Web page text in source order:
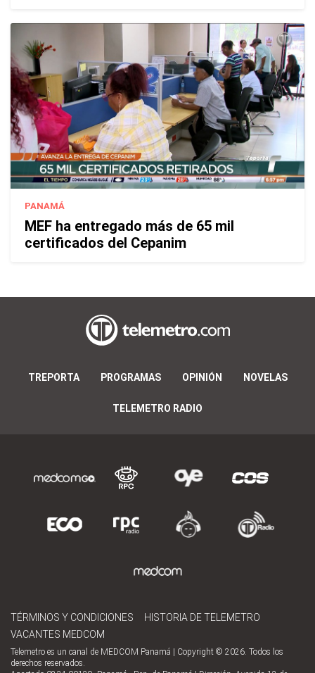
PANAMÁ
MEF ha entregado más de 65 mil
certificados del Cepanim
TREPORTA PROGRAMAS OPINIÓN NOVELAS
TELEMETRO RADIO
TÉRMINOS Y CONDICIONES
HISTORIA DE TELEMETRO
VACANTES MEDCOM
Telemetro es un canal de MEDCOM Panamá | Copyright © 2026. Todos los
derechos reservados.